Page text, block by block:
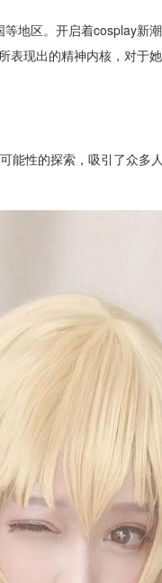
地区。开启着cosplay新
表现出的精神内核，对于
能性的探索，吸引了众多